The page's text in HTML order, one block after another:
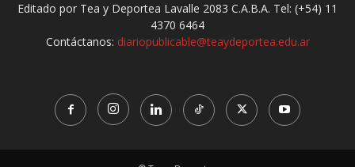
Editado por Tea y Deportea Lavalle 2083 C.A.B.A. Tel: (+54) 11
4370 6464
Contáctanos: diariopublicable@teaydeportea.edu.ar